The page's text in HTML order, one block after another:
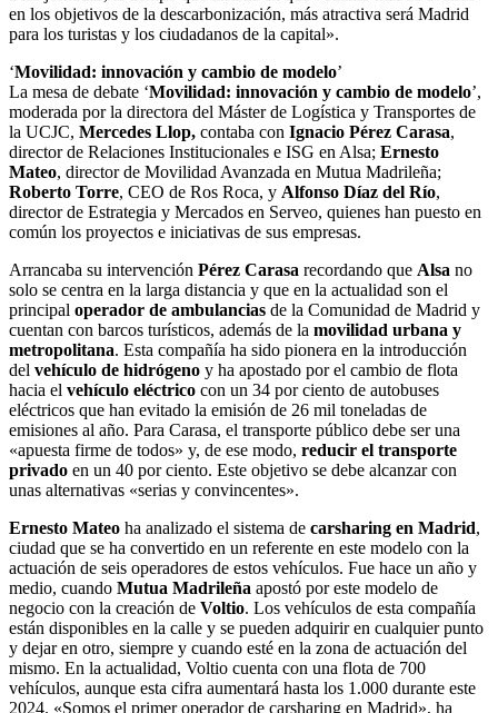
en los objetivos de la descarbonización, más atractiva será Madrid
para los turistas y los ciudadanos de la capital».
‘Movilidad: innovación y cambio de modelo’
La mesa de debate ‘Movilidad: innovación y cambio de modelo’,
moderada por la directora del Máster de Logística y Transportes de
la UCJC, Mercedes Llop, contaba con Ignacio Pérez Carasa,
director de Relaciones Institucionales e ISG en Alsa; Ernesto
Mateo, director de Movilidad Avanzada en Mutua Madrileña;
Roberto Torre, CEO de Ros Roca, y Alfonso Díaz del Río,
director de Estrategia y Mercados en Serveo, quienes han puesto en
común los proyectos e iniciativas de sus empresas.
Arrancaba su intervención Pérez Carasa recordando que Alsa no
solo se centra en la larga distancia y que en la actualidad son el
principal operador de ambulancias de la Comunidad de Madrid y
cuentan con barcos turísticos, además de la movilidad urbana y
metropolitana. Esta compañía ha sido pionera en la introducción
del vehículo de hidrógeno y ha apostado por el cambio de flota
hacia el vehículo eléctrico con un 34 por ciento de autobuses
eléctricos que han evitado la emisión de 26 mil toneladas de
emisiones al año. Para Carasa, el transporte público debe ser una
«apuesta firme de todos» y, de ese modo, reducir el transporte
privado en un 40 por ciento. Este objetivo se debe alcanzar con
unas alternativas «serias y convincentes».
Ernesto Mateo ha analizado el sistema de carsharing en Madrid,
ciudad que se ha convertido en un referente en este modelo con la
actuación de seis operadores de estos vehículos. Fue hace un año y
medio, cuando Mutua Madrileña apostó por este modelo de
negocio con la creación de Voltio. Los vehículos de esta compañía
están disponibles en la calle y se pueden adquirir en cualquier punto
y dejar en otro, siempre y cuando esté en la zona de actuación del
mismo. En la actualidad, Voltio cuenta con una flota de 700
vehículos, aunque esta cifra aumentará hasta los 1.000 durante este
2024. «Somos el primer operador de carsharing en Madrid», ha